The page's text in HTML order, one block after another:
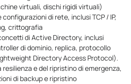
virtuali, dischi rigidi virtuali)
di rete, inclusi TCP / IP,
crittografia
di Active Directory, inclusi
di dominio, replica, protocollo
Directory Access Protocol).
e del ripristino di emergenza,
di backup e ripristino